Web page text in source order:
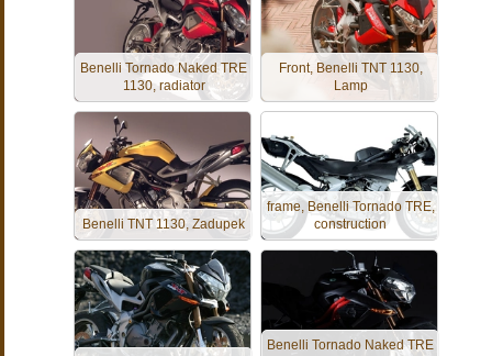
Benelli Tornado Naked TRE
1130, radiator
Front, Benelli TNT 1130,
Lamp
Benelli TNT 1130, Zadupek
frame, Benelli Tornado TRE,
construction
Benelli Tornado Naked TRE